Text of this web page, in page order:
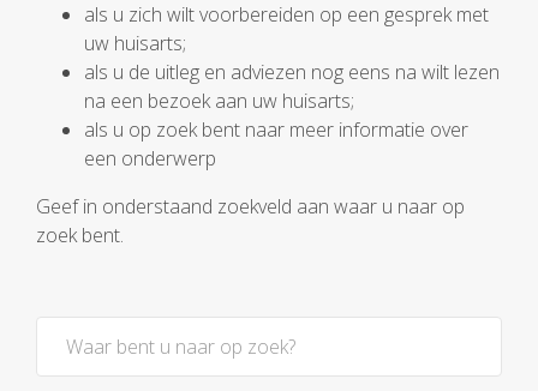
als u zich wilt voorbereiden op een gesprek met
uw huisarts;
als u de uitleg en adviezen nog eens na wilt lezen
na een bezoek aan uw huisarts;
als u op zoek bent naar meer informatie over
een onderwerp
Geef in onderstaand zoekveld aan waar u naar op
zoek bent.